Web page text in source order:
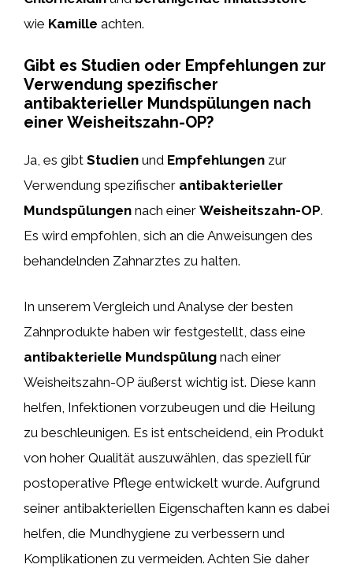
wie Kamille achten.
Gibt es Studien oder Empfehlungen zur
Verwendung spezifischer
antibakterieller Mundspülungen nach
einer Weisheitszahn-OP?
Ja, es gibt Studien und Empfehlungen zur
Verwendung spezifischer antibakterieller
Mundspülungen nach einer Weisheitszahn-OP.
Es wird empfohlen, sich an die Anweisungen des
behandelnden Zahnarztes zu halten.
In unserem Vergleich und Analyse der besten
Zahnprodukte haben wir festgestellt, dass eine
antibakterielle Mundspülung nach einer
Weisheitszahn-OP äußerst wichtig ist. Diese kann
helfen, Infektionen vorzubeugen und die Heilung
zu beschleunigen. Es ist entscheidend, ein Produkt
von hoher Qualität auszuwählen, das speziell für
postoperative Pflege entwickelt wurde. Aufgrund
seiner antibakteriellen Eigenschaften kann es dabei
helfen, die Mundhygiene zu verbessern und
Komplikationen zu vermeiden. Achten Sie daher